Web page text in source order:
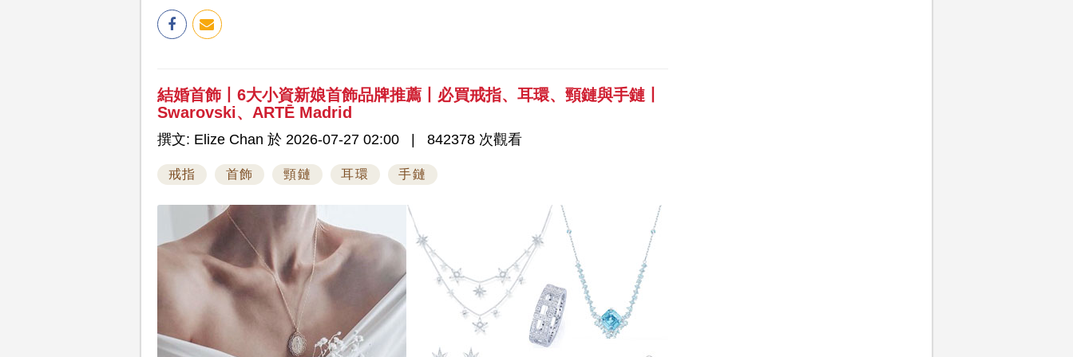
結婚首飾丨6大小資新娘首飾品牌推薦丨必買戒指、耳環、頸鏈與手鏈丨
Swarovski、ARTĒ Madrid
撰文: Elize Chan 於 2026-07-27 02:00 842378 次觀看
戒指 首飾 頸鏈 耳環 手鏈